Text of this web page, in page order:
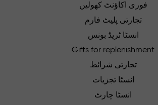
فوری اکاؤنٹ کھولیں
تجارتی پلیٹ فارم
انسٹا ٹریڈ بونس
Gifts for replenishment
تجارتی شرائط
انسٹا تجزیات
انسٹا چارٹ